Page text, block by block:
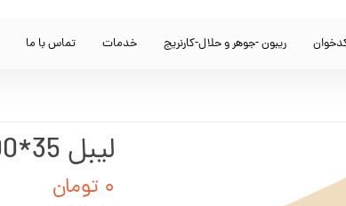
ریبون -جوهر و حلال-کارنریج خدمات تماس با ما
لیبل 35*100
۰ تومان